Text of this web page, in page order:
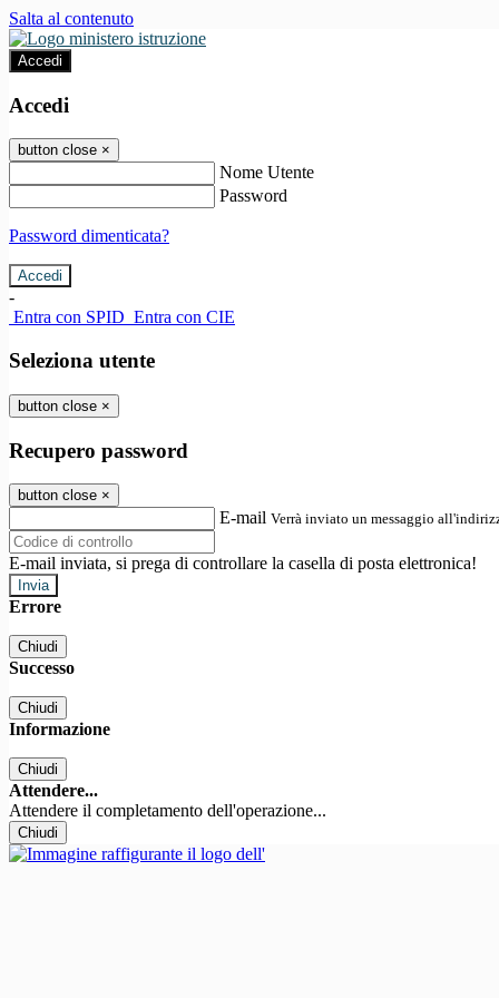
Salta al contenuto
Accedi
Accedi
button close ×
Nome Utente
Password
Password dimenticata?
-
Entra con SPID Entra con CIE
Seleziona utente
button close ×
Recupero password
button close ×
E-mail Verrà inviato un messaggio
E-mail inviata, si prega di controllare la casella di posta elettronica!
Errore
Chiudi
Successo
Chiudi
Informazione
Chiudi
Attendere...
Attendere il completamento dell'operazione...
Chiudi